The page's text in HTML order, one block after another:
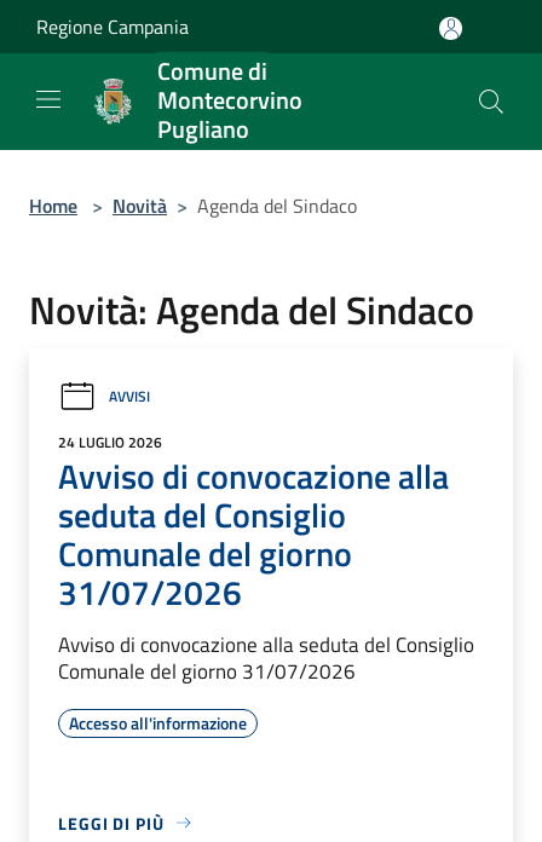
Salta al contenuto principale
Regione Campania
Comune di
Montecorvino
Pugliano
Home > Novità > Agenda del Sindaco
Novità: Agenda del Sindaco
AVVISI
24 LUGLIO 2026
Avviso di convocazione alla
seduta del Consiglio
Comunale del giorno
31/07/2026
Avviso di convocazione alla seduta del Consiglio
Comunale del giorno 31/07/2026
Accesso all'informazione
LEGGI DI PIÙ